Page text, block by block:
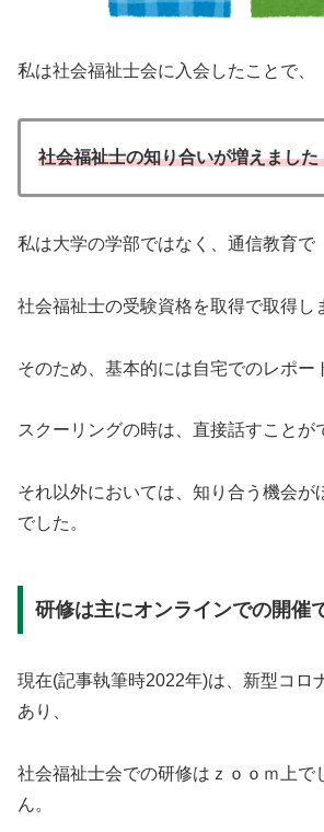
私は社会福祉士会に入会したことで、
社会福祉士の知り合いが増えました
私は大学の学部ではなく、通信教育で
社会福祉士の受験資格を取得で取得し
そのため、基本的には自宅でのレポー
スクーリングの時は、直接話すことが
それ以外においては、知り合う機会が
でした。
研修は主にオンラインでの開催
現在(記事執筆時2022年)は、新型コロ
あり、
社会福祉士会での研修はｚｏｏｍ上で
ん。